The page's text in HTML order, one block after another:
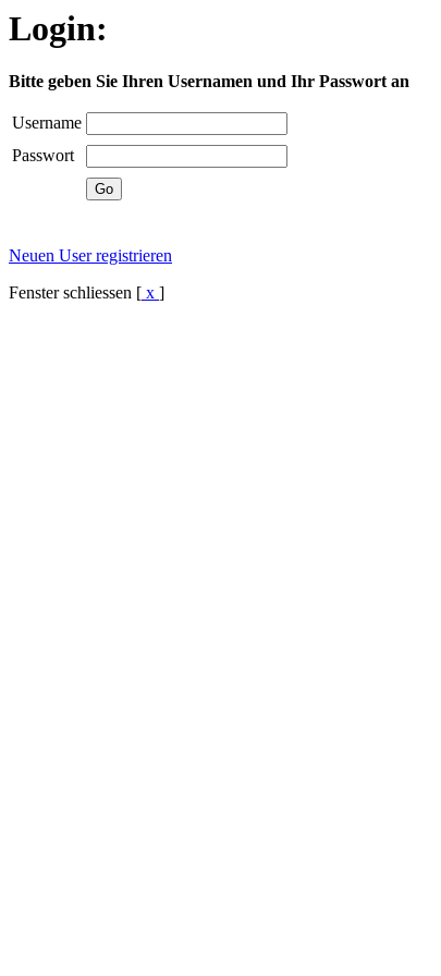
Login:
Bitte geben Sie Ihren Usernamen und Ihr Passwort an
Username
Passwort
Neuen User registrieren
Fenster schliessen [ x ]